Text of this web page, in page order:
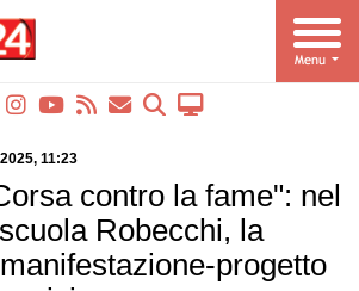
, 11:23
contro la fame": nel
Robecchi, la
progetto